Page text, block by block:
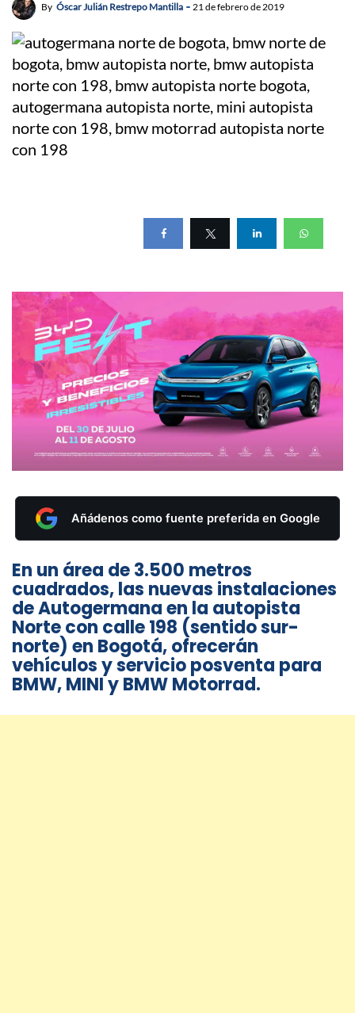
By Óscar Julián Restrepo Mantilla 21 de febrero de 2019
Añádenos como fuente preferida en Google
En un área de 3.500 metros
cuadrados, las nuevas instalaciones
de Autogermana en la autopista
Norte con calle 198 (sentido sur-
norte) en Bogotá, ofrecerán
vehículos y servicio posventa para
BMW, MINI y BMW Motorrad.